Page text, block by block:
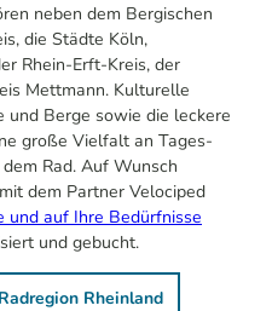
neben dem Bergischen
die Städte Köln,
Rhein-Erft-Kreis, der
Mettmann. Kulturelle
und Berge sowie die leckere
große Vielfalt an Tages-
Rad. Auf Wunsch
dem Partner Velociped
und auf Ihre Bedürfnisse
und gebucht.
Rheinland